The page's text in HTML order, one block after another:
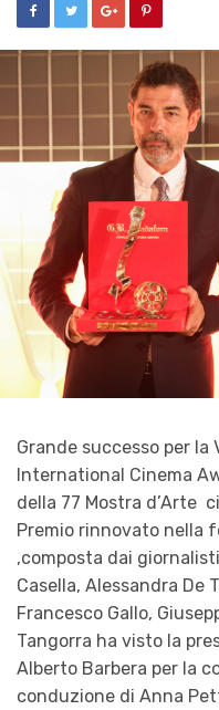
Grande successo per
International Cinema
della 77 Mostra d’Arte
Premio rinnovato nella
,composta dai
Casella, Alessandra De
Francesco Gallo,
Tangorra ha visto la
Alberto Barbera per la
conduzione di Anna